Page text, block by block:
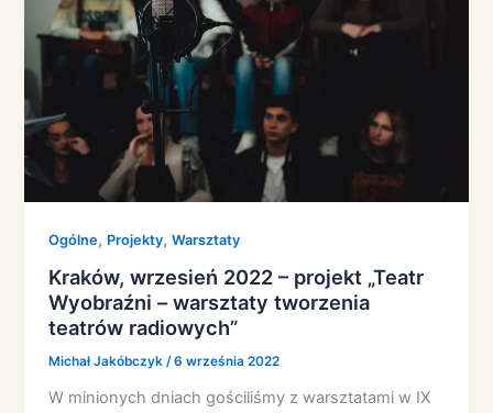
Ogólne, Projekty,Warsztaty
Kraków, wrzesień 2022 – projekt „Teatr
Wyobraźni – warsztaty tworzenia
teatrów radiowych”
Michał Jakóbczyk/6 września 2022
W minionych dniach gościliśmy z warsztatami w IX